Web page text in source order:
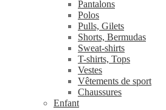
Pantalons
Polos
Pulls, Gilets
Shorts, Bermudas
Sweat-shirts
T-shirts, Tops
Vestes
Vêtements de sport
Chaussures
Enfant